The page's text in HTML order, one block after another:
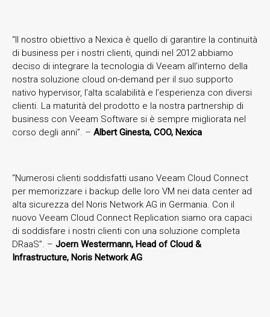
“Il nostro obiettivo a Nexica è quello di garantire la continuità
di business per i nostri clienti, quindi nel 2012 abbiamo
deciso di integrare la tecnologia di Veeam all’interno della
nostra soluzione cloud on-demand per il suo supporto
nativo hypervisor, l’alta scalabilità e l’esperienza con diversi
clienti. La maturità del prodotto e la nostra partnership di
business con Veeam Software si è sempre migliorata nel
corso degli anni”. – Albert Ginesta, COO, Nexica
“Numerosi clienti soddisfatti usano Veeam Cloud Connect
per memorizzare i backup delle loro VM nei data center ad
alta sicurezza del Noris Network AG in Germania. Con il
nuovo Veeam Cloud Connect Replication siamo ora capaci
di soddisfare i nostri clienti con una soluzione completa
DRaaS”. – Joern Westermann, Head of Cloud &
Infrastructure, Noris Network AG